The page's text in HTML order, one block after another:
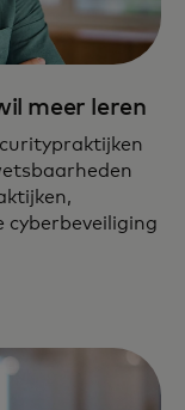
meer leren
cyberbeveiliging